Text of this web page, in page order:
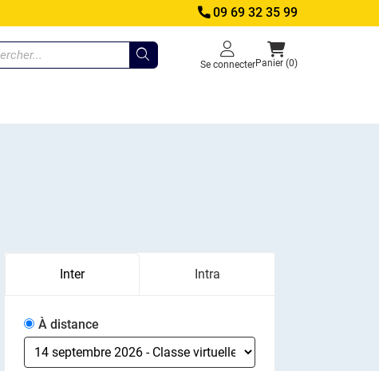
09 69 32 35 99
Se connecterPanier (0)
Inter Intra
À distance